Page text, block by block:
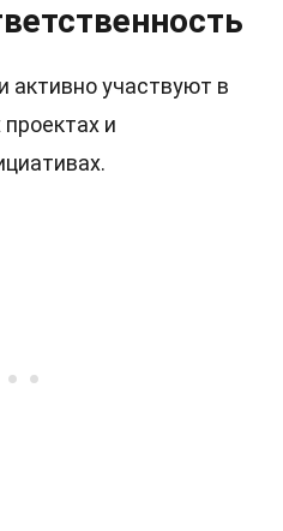
активно участвуют в
и